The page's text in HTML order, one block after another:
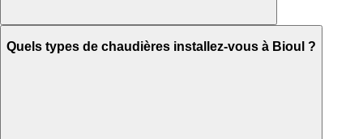
Quels types de chaudières installez-vous à Bioul ?